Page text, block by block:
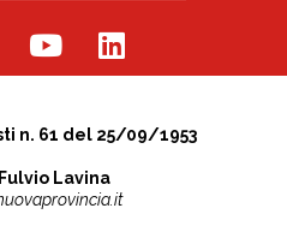
n. 61 del 25/09/1953
Fulvio Lavina